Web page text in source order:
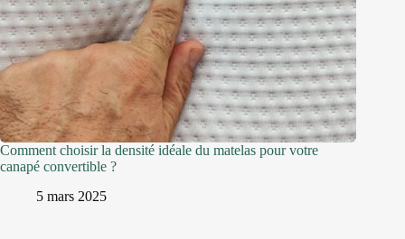
Comment choisir la densité idéale du matelas pour votre
canapé convertible ?
5 mars 2025